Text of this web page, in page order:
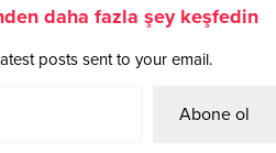
daha fazla şey keşfedin
posts sent to your email.
Abone ol